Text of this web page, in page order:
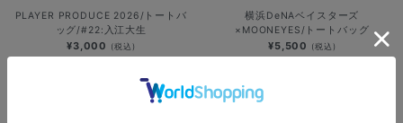
PLAYER PRODUCE 2026/トートバ
ッグ/#22:入江大生
¥3,000 (税込)
横浜DeNAベイスターズ
×MOONEYES/トートバッグ
¥5,500 (税込)